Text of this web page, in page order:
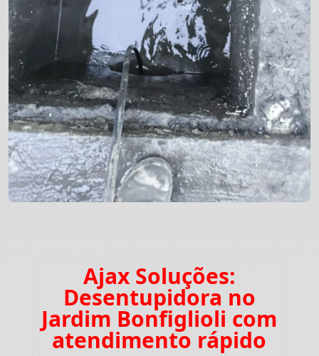
Ajax Soluções:
Desentupidora no
Jardim Bonfiglioli com
atendimento rápido